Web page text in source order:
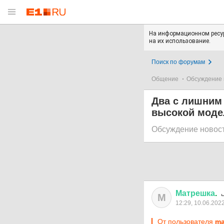
На информационном
на их использование.
Поиск по форумам
Общение Обсуждение
Два с лишним
высокой
Обсуждение
М Матрешка.
12:29,
От пользователя